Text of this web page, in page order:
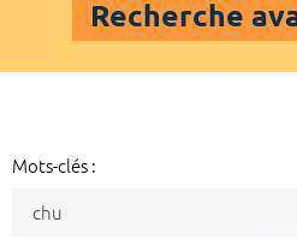
Recherche
Mots-clés :